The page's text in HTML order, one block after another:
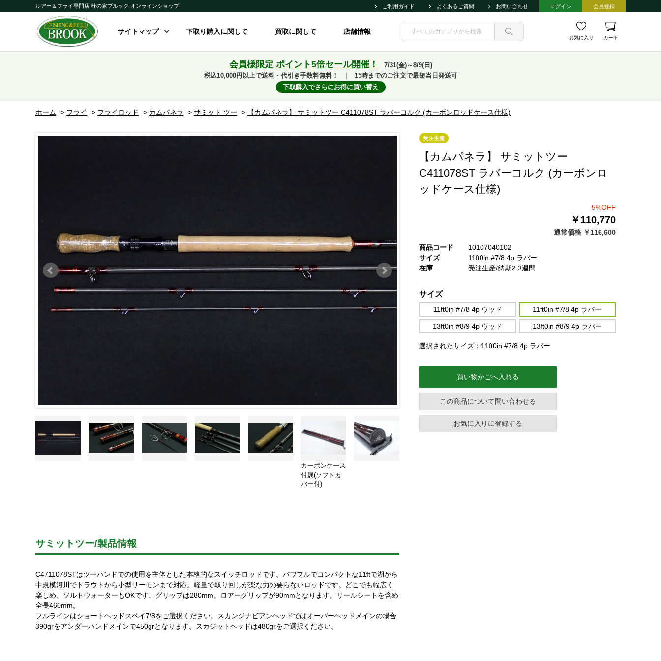
ルアー＆フライ専門店 杜の家ブルック オンラインショップ ご利用ガイド よくあるご質問 お問い合わせ ログイン 会員登録
サイトマップ 下取り購入に関して 買取に関して 店舗情報
お気に入り カート
会員様限定 ポイント5倍セール開催！
7/31(金)～8/9(日)
税込10,000円以上で送料・代引き手数料無料！
15時までのご注文で最短当日発送可
下取購入でさらにお得に買い替え
ホーム > フライ > フライロッド > カムパネラ > サミット ツー > 【カムパネラ】 サミットツー C411078ST ラバーコルク (カーボンロッドケース仕様)
カーボンケース
付属(ソフトカ
バー付)
サミットツー/製品情報
C4711078STはツーハンドでの使用を主体とした本格的なスイッチロッドです。パワフルでコンパクトな11ftで湖から
中規模河川でトラウトから小型サーモンまで対応。軽量で取り回しが楽な力の要らないロッドです。どこでも幅広く
楽しめ、ソルトウォーターもOKです。グリップは280mm。ロアーグリップが90mmとなります。リールシートを含め
全長460mm。
フルラインはショートヘッドスペイ7/8をご選択ください。スカンジナビアンヘッドではオーバーヘッドメインの場合
390grをアンダーハンドメインで450grとなります。スカジットヘッドは480grをご選択ください。
【カムパネラ】 サミットツー
C411078ST ラバーコルク (カーボンロ
ッドケース仕様)
5%OFF
￥110,770
通常価格 ￥116,600
商品コード
10107040102
サイズ
11ft0in #7/8 4p ラバー
在庫
受注生産/納期2-3週間
サイズ
11ft0in #7/8 4p ウッド 11ft0in #7/8 4p ラバー
13ft0in #8/9 4p ウッド 13ft0in #8/9 4p ラバー
選択されたサイズ：11ft0in #7/8 4p ラバー
買い物かごへ入れる
この商品について問い合わせる
お気に入りに登録する